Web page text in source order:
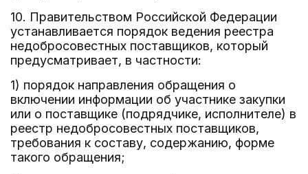
10. Правительством Российской Федерации
устанавливается порядок ведения реестра
недобросовестных поставщиков, который
предусматривает, в частности:
1) порядок направления обращения о
включении информации об участнике закупки
или о поставщике (подрядчике, исполнителе) в
реестр недобросовестных поставщиков,
требования к составу, содержанию, форме
такого обращения;